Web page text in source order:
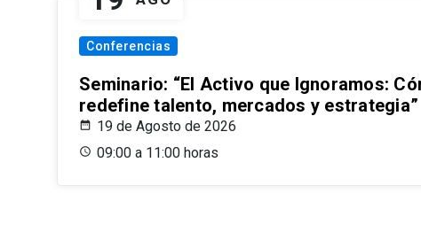
Conferencias
Seminario: “El Activo que Ignoramos:
redefine talento, mercados y estrategia”
19 de Agosto de 2026
09:00 a 11:00 horas